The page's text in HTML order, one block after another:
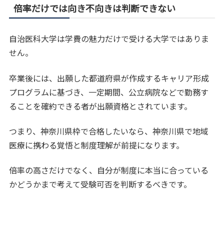
倍率だけでは向き不向きは判断できない
自治医科大学は学費の魅力だけで受ける大学ではありま
せん。
卒業後には、出願した都道府県が作成するキャリア形成
プログラムに基づき、一定期間、公立病院などで勤務す
ることを確約できる者が出願資格とされています。
つまり、神奈川県枠で合格したいなら、神奈川県で地域
医療に携わる覚悟と制度理解が前提になります。
倍率の高さだけでなく、自分が制度に本当に合っている
かどうかまで考えて受験可否を判断するべきです。